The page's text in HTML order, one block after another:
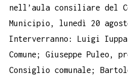
nell’aula consiliare del
Municipio, lunedì 20
Interverranno: Luigi
Comune; Giuseppe Puleo,
Consiglio comunale;